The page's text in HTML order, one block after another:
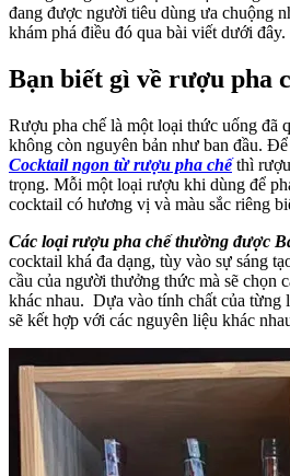
đang được người tiêu dùng ưa chuộng
khám phá điều đó qua bài viết dưới đây.
Bạn biết gì về rượu pha
Rượu pha chế là một loại thức uống đã
không còn nguyên bản như ban đầu.
Cocktail ngon từ rượu pha chếthì rượu
trọng. Mỗi một loại rượu khi dùng để
cocktail có hương vị và màu sắc riêng
Các loại rượu pha chế thường được
cocktail khá đa dạng, tùy vào sự sáng
cầu của người thưởng thức mà sẽ chọn
khác nhau. Dựa vào tính chất của từng
sẽ kết hợp với các nguyên liệu khác